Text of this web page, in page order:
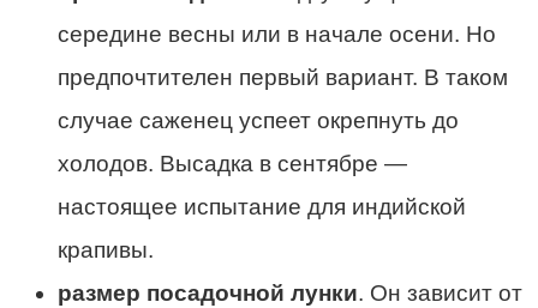
середине весны или в начале осени. Но
предпочтителен первый вариант. В таком
случае саженец успеет окрепнуть до
холодов. Высадка в сентябре —
настоящее испытание для индийской
крапивы.
размер посадочной лунки. Он зависит от